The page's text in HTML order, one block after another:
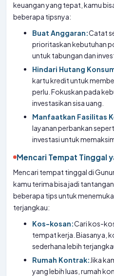
keuangan yang tepat, kamu
beberapa tipsnya:
Buat Anggaran:Catat
prioritaskan kebutuhan
untuk tabungan dan
Hindari Hutang
kartu kredit untuk
perlu. Fokuskan pada
investasikan sisa uang.
Manfaatkan Fasilitas
layanan perbankan
investasi untuk
Mencari Tempat Tinggal
Mencari tempat tinggal di
kamu terima bisa jadi
beberapa tips untuk
terjangkau:
Kos-kosan:Cari kos-
tempat kerja. Biasanya,
sederhana lebih
Rumah Kontrak:Jika
yang lebih luas, rumah